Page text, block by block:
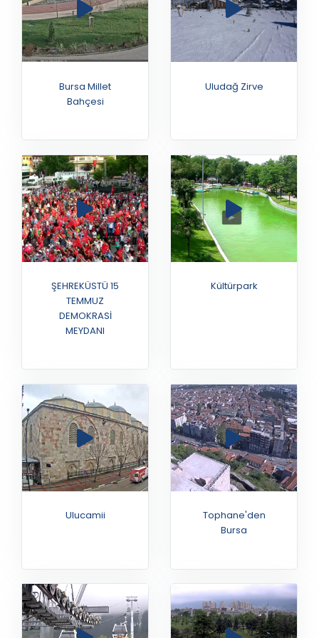
Çekirge Meydanı
Gergedanlar
Penguenler 2
Habeş Maymunu
Su Kuşları
Uludag Yolu
Bursa Millet
Bahçesi
Uludağ Zirve
ŞEHREKÜSTÜ 15
TEMMUZ
DEMOKRASİ
MEYDANI
Kültürpark
Ulucamii
Tophane'den
Bursa